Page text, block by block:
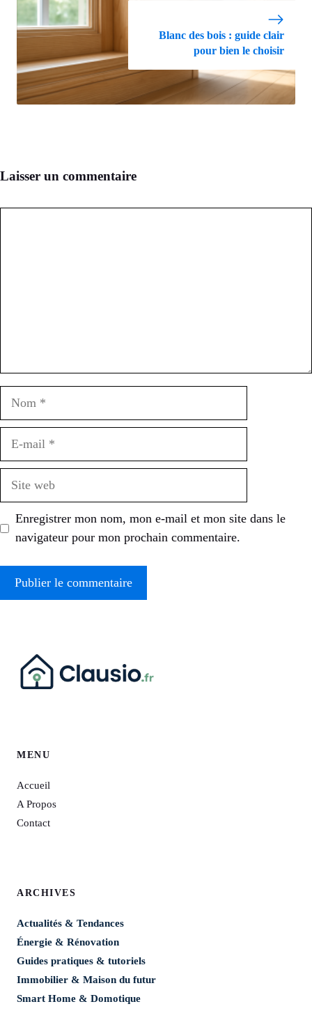
Blanc des bois : guide clair
pour bien le choisir
Laisser un commentaire
Enregistrer mon nom, mon e-mail et mon site dans le
navigateur pour mon prochain commentaire.
MENU
Accueil
A Propos
Contact
ARCHIVES
Actualités & Tendances
Énergie & Rénovation
Guides pratiques & tutoriels
Immobilier & Maison du futur
Smart Home & Domotique